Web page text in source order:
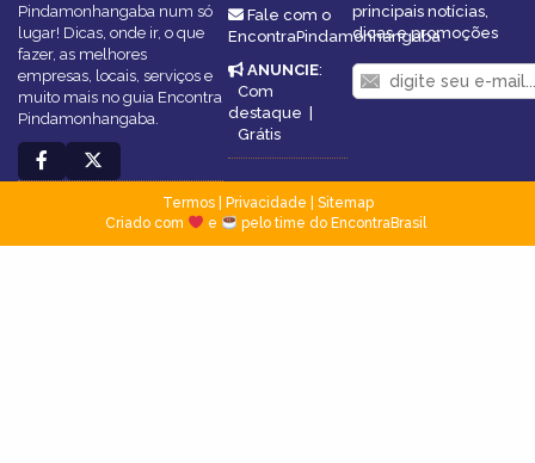
Pindamonhangaba num só
lugar! Dicas, onde ir, o que
fazer, as melhores
empresas, locais, serviços e
muito mais no guia Encontra
Pindamonhangaba.
Fale com o
EncontraPindamonhangaba
ANUNCIE:
Com
destaque |
Grátis
principais notícias,
dicas e promoções
Termos| Privacidade
Sitemap
Criado com
e pelo time do EncontraBrasil